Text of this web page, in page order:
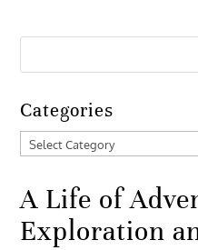
Categories
Categories
A Life of
Exploration